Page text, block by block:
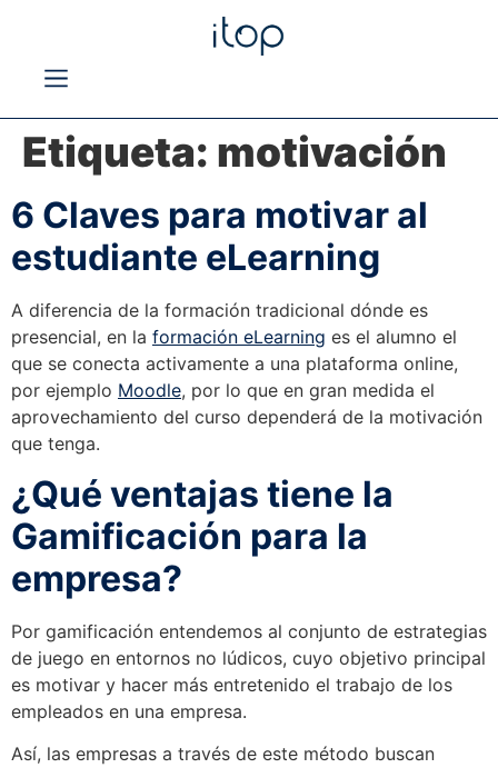
Etiqueta: motivación
6 Claves para motivar al
estudiante eLearning
A diferencia de la formación tradicional dónde es
presencial, en la formación eLearning es el alumno el
que se conecta activamente a una plataforma online,
por ejemplo Moodle, por lo que en gran medida el
aprovechamiento del curso dependerá de la motivación
que tenga.
¿Qué ventajas tiene la
Gamificación para la
empresa?
Por gamificación entendemos al conjunto de estrategias
de juego en entornos no lúdicos, cuyo objetivo principal
es motivar y hacer más entretenido el trabajo de los
empleados en una empresa.
Así, las empresas a través de este método buscan